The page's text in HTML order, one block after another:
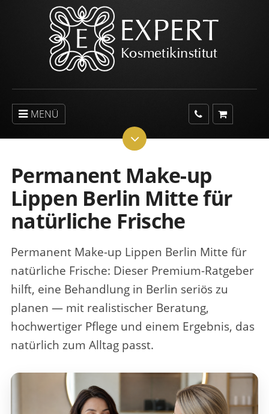
MENÜ
Permanent Make-up
Lippen Berlin Mitte für
natürliche Frische
Permanent Make-up Lippen Berlin Mitte für
natürliche Frische: Dieser Premium-Ratgeber
hilft, eine Behandlung in Berlin seriös zu
planen — mit realistischer Beratung,
hochwertiger Pflege und einem Ergebnis, das
natürlich zum Alltag passt.